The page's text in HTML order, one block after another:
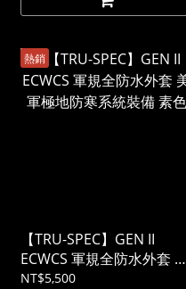
熱銷
【TRU-SPEC】GEN II
ECWCS 軍規全防水外套 美
軍極地防寒系統裝備 素色
NT$5,500